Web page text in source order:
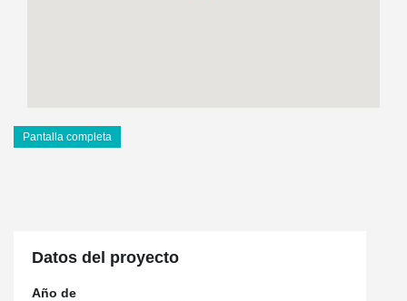
Pantalla completa
Datos del proyecto
Año de